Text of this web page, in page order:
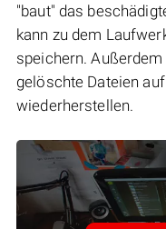
"baut" das
kann zu dem
speichern.
gelöschte Dateien
wiederherstellen.